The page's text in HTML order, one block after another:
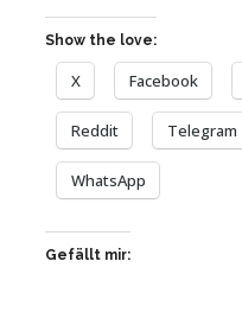
Show the love:
X Facebook
Reddit Telegram
WhatsApp
Gefällt mir: